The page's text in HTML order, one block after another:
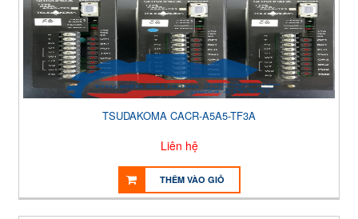
TSUDAKOMA CACR-A5A5-TF3A
Liên hệ
THÊM VÀO GIỎ